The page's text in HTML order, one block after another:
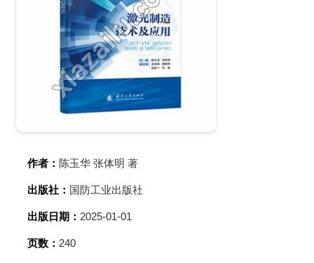
作者： 陈玉华 张体明 著
出版社： 国防工业出版社
出版日期： 2025-01-01
页数： 240